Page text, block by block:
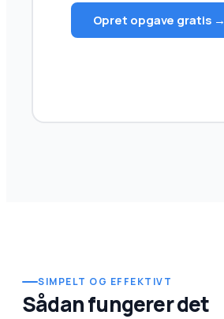
Opret opgave gratis →
SIMPELT OG EFFEKTIVT
Sådan fungerer det